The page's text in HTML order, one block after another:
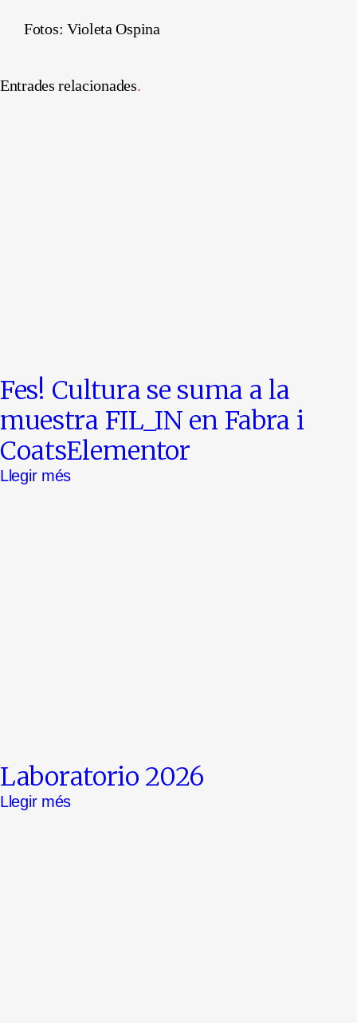
Fotos: Violeta Ospina
Entrades relacionades.
Fes! Cultura se suma a la
muestra FIL_IN en Fabra i
CoatsElementor
Llegir més
Laboratorio 2026
Llegir més